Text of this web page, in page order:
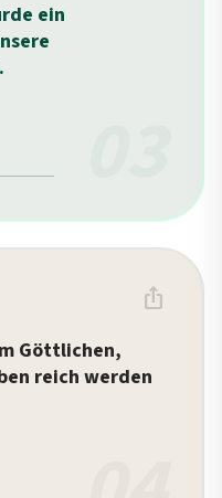
ein
ios_share
Göttlichen,
reich werden